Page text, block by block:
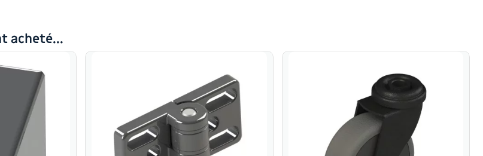
acheté...